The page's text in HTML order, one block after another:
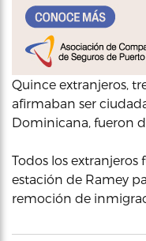
Quince extranjeros,
afirmaban ser
Dominicana, fueron
Todos los extranjeros
estación de Ramey
remoción de